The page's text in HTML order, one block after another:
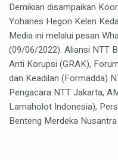
Demikian disampaikan
Yohanes Hegon Kelen
Media ini melalui pesan
(09/06/2022). Aliansi NTT
Anti Korupsi (GRAK),
dan Keadilan (Formadda)
Pengacara NTT Jakarta,
Lamaholot Indonesia),
Benteng Merdeka